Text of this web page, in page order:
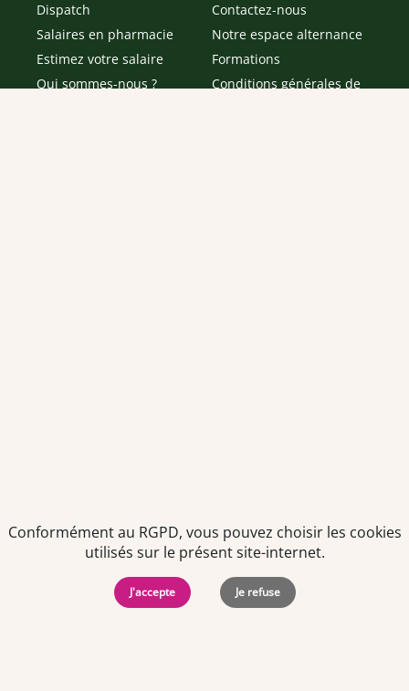
Dispatch
Salaires en pharmacie
Estimez votre salaire
Qui sommes-nous ?
Contactez-nous
Notre espace alternance
Formations
Conditions générales de
Politiques de
protection des
Mentions Légales-
Copyright © 2026. Team
Conformément au RGPD, vous pouvez choisir les cookies
utilisés sur le présent site-internet.
J'accepte Je refuse